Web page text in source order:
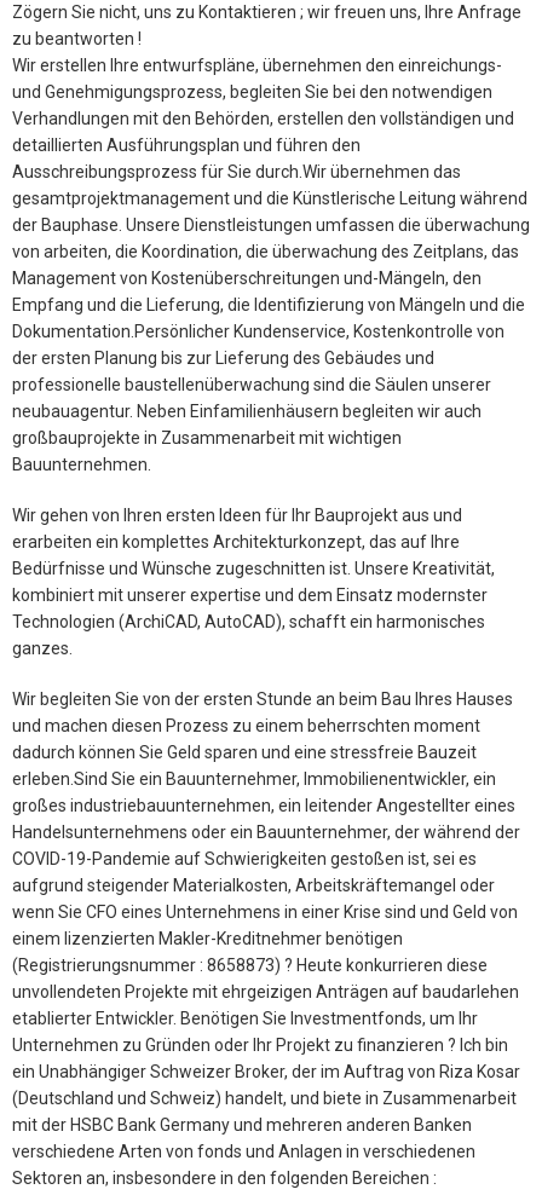
Zögern Sie nicht, uns zu Kontaktieren ; wir freuen uns, Ihre Anfrage
zu beantworten !
Wir erstellen Ihre entwurfspläne, übernehmen den einreichungs-
und Genehmigungsprozess, begleiten Sie bei den notwendigen
Verhandlungen mit den Behörden, erstellen den vollständigen und
detaillierten Ausführungsplan und führen den
Ausschreibungsprozess für Sie durch.Wir übernehmen das
gesamtprojektmanagement und die Künstlerische Leitung während
der Bauphase. Unsere Dienstleistungen umfassen die überwachung
von arbeiten, die Koordination, die überwachung des Zeitplans, das
Management von Kostenüberschreitungen und-Mängeln, den
Empfang und die Lieferung, die Identifizierung von Mängeln und die
Dokumentation.Persönlicher Kundenservice, Kostenkontrolle von
der ersten Planung bis zur Lieferung des Gebäudes und
professionelle baustellenüberwachung sind die Säulen unserer
neubauagentur. Neben Einfamilienhäusern begleiten wir auch
großbauprojekte in Zusammenarbeit mit wichtigen
Bauunternehmen.
Wir gehen von Ihren ersten Ideen für Ihr Bauprojekt aus und
erarbeiten ein komplettes Architekturkonzept, das auf Ihre
Bedürfnisse und Wünsche zugeschnitten ist. Unsere Kreativität,
kombiniert mit unserer expertise und dem Einsatz modernster
Technologien (ArchiCAD, AutoCAD), schafft ein harmonisches
ganzes.
Wir begleiten Sie von der ersten Stunde an beim Bau Ihres Hauses
und machen diesen Prozess zu einem beherrschten moment
dadurch können Sie Geld sparen und eine stressfreie Bauzeit
erleben.Sind Sie ein Bauunternehmer, Immobilienentwickler, ein
großes industriebauunternehmen, ein leitender Angestellter eines
Handelsunternehmens oder ein Bauunternehmer, der während der
COVID-19-Pandemie auf Schwierigkeiten gestoßen ist, sei es
aufgrund steigender Materialkosten, Arbeitskräftemangel oder
wenn Sie CFO eines Unternehmens in einer Krise sind und Geld von
einem lizenzierten Makler-Kreditnehmer benötigen
(Registrierungsnummer : 8658873) ? Heute konkurrieren diese
unvollendeten Projekte mit ehrgeizigen Anträgen auf baudarlehen
etablierter Entwickler. Benötigen Sie Investmentfonds, um Ihr
Unternehmen zu Gründen oder Ihr Projekt zu finanzieren ? Ich bin
ein Unabhängiger Schweizer Broker, der im Auftrag von Riza Kosar
(Deutschland und Schweiz) handelt, und biete in Zusammenarbeit
mit der HSBC Bank Germany und mehreren anderen Banken
verschiedene Arten von fonds und Anlagen in verschiedenen
Sektoren an, insbesondere in den folgenden Bereichen :